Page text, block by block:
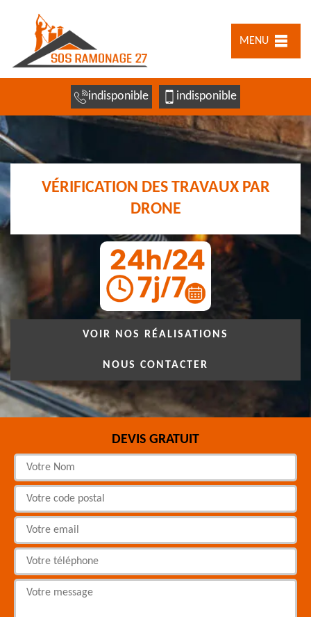
MENU
indisponible indisponible
VÉRIFICATION DES TRAVAUX PAR
DRONE
VOIR NOS RÉALISATIONS
NOUS CONTACTER
DEVIS GRATUIT